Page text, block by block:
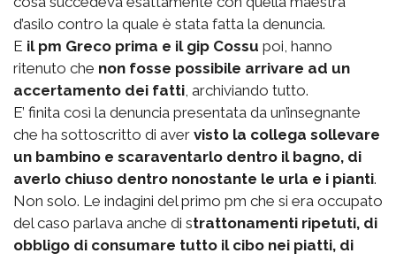
d’asilo contro la quale è stata fatta la denuncia.
E il pm Greco prima e il gip Cossu poi, hanno
ritenuto che non fosse possibile arrivare ad un
accertamento dei fatti , archiviando tutto.
E’ finita così la denuncia presentata da un’insegnante
che ha sottoscritto di aver visto la collega sollevare
un bambino e scaraventarlo dentro il bagno, di
averlo chiuso dentro nonostante le urla e i pianti.
Non solo. Le indagini del primo pm che si era occupato
del caso parlava anche di strattonamenti ripetuti, di
obbligo di consumare tutto il cibo nei piatti, di